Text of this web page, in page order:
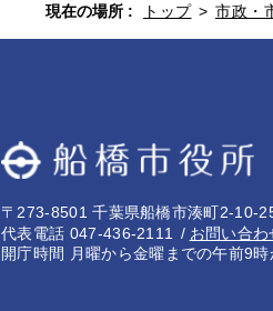
現在の場所 : トップ > 市政・
〒273-8501 千葉県船橋市湊町2-10-
代表電話 047-436-2111
お問い合わ
開庁時間 月曜から金曜までの午前9